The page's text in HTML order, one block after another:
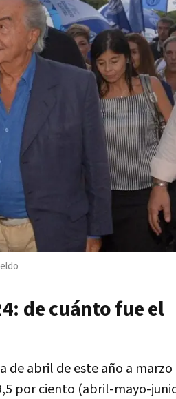
de cuánto fue el
de abril de este año a marzo
por ciento (abril-mayo-